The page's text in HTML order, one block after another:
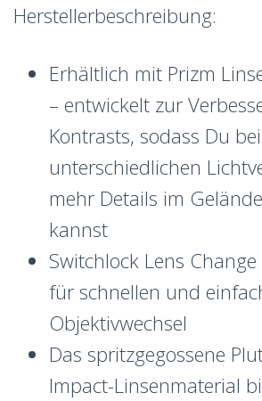
Herstellerbeschreibung:
Erhältlich mit Prizm
– entwickelt zur
Kontrasts, sodass Du bei
unterschiedlichen
mehr Details im
kannst
Switchlock Lens
für schnellen und
Objektivwechsel
Das spritzgegossene
Impact-Linsenmaterial